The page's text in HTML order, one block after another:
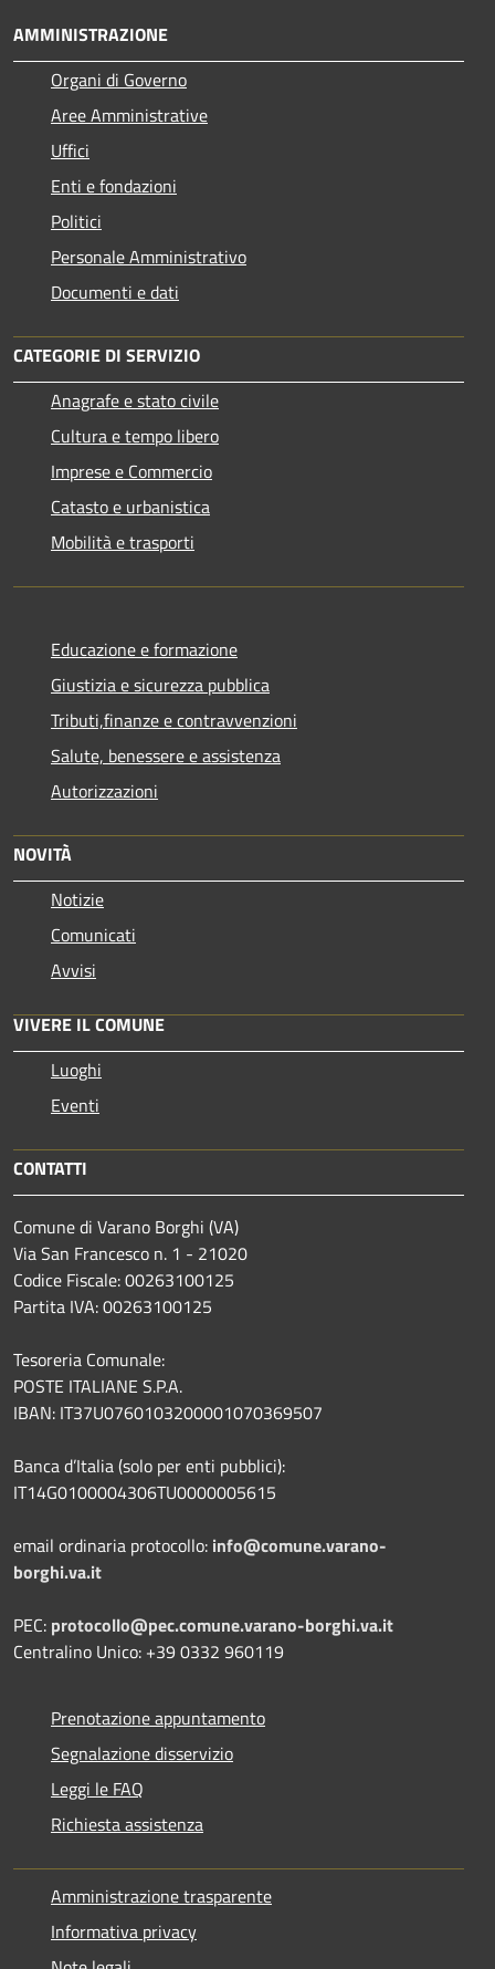
AMMINISTRAZIONE
Organi di Governo
Aree Amministrative
Uffici
Enti e fondazioni
Politici
Personale Amministrativo
Documenti e dati
CATEGORIE DI SERVIZIO
Anagrafe e stato civile
Cultura e tempo libero
Imprese e Commercio
Catasto e urbanistica
Mobilità e trasporti
Educazione e formazione
Giustizia e sicurezza pubblica
Tributi,finanze e contravvenzioni
Salute, benessere e assistenza
Autorizzazioni
NOVITÀ
Notizie
Comunicati
Avvisi
VIVERE IL COMUNE
Luoghi
Eventi
CONTATTI
Comune di Varano Borghi (VA)
Via San Francesco n. 1 - 21020
Codice Fiscale: 00263100125
Partita IVA: 00263100125
Tesoreria Comunale:
POSTE ITALIANE S.P.A.
IBAN: IT37U0760103200001070369507
Banca d’Italia (solo per enti pubblici):
IT14G0100004306TU0000005615
email ordinaria protocollo: info@comune.varano-
borghi.va.it
PEC: protocollo@pec.comune.varano-borghi.va.it
Centralino Unico: +39 0332 960119
Prenotazione appuntamento
Segnalazione disservizio
Leggi le FAQ
Richiesta assistenza
Amministrazione trasparente
Informativa privacy